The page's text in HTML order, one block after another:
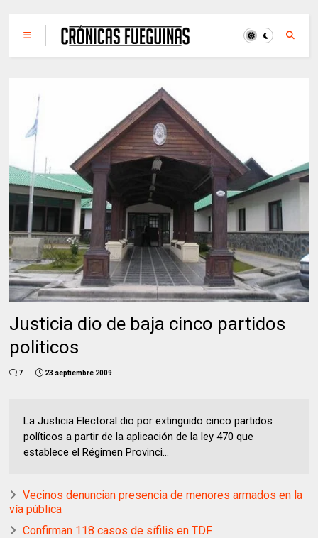
Justicia dio de baja cinco partidos
politicos
7 23 septiembre 2009
La Justicia Electoral dio por extinguido cinco partidos
políticos a partir de la aplicación de la ley 470 que
establece el Régimen Provinci...
Vecinos denuncian presencia de menores armados en la
vía pública
Confirman 118 casos de sífilis en TDF